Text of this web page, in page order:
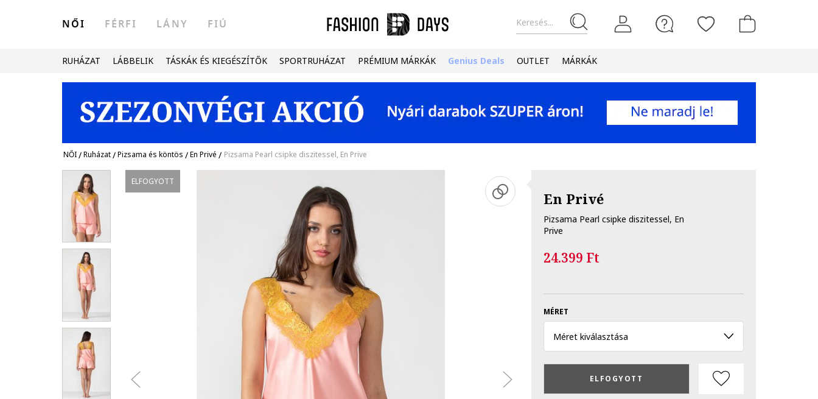
Keresés...
NŐI FÉRFI LÁNY FIÚ
RUHÁZAT LÁBBELIK TÁSKÁK ÉS KIEGÉSZÍTŐK SPORTRUHÁZAT PRÉMIUM MÁRKÁK Genius Deals OUTLET MÁRKÁK
NŐI/Ruházat/Pizsama és köntös /En Privé / Pizsama Pearl csipke diszitessel, En Prive
ELFOGYOTT
En Privé
Pizsama Pearl csipke diszitessel, En
Prive
24.399 Ft
MÉRET
Méret kiválasztása
ELFOGYOTT